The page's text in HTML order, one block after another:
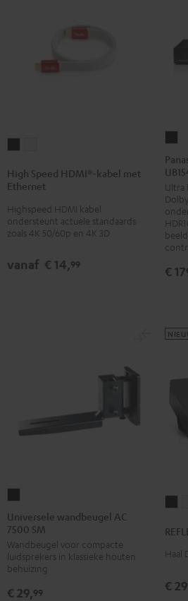
HDMI®-
met
Ethernet
HDMI®-
met
Ethernet
High Speed HDMI®-kabel met
Ethernet
Highspeed HDMI kabel
ondersteunt actuele standaards
zoals 4K 50/60p en 4K 3D
vanaf € 14,99
DP-
Ultra
€
wandbeugel
AC
7500
SM
Universele wandbeugel AC
7500 SM
Wandbeugel voor compacte
luidsprekers in klassieke houten
behuizing
€ 29,99
Haal
€